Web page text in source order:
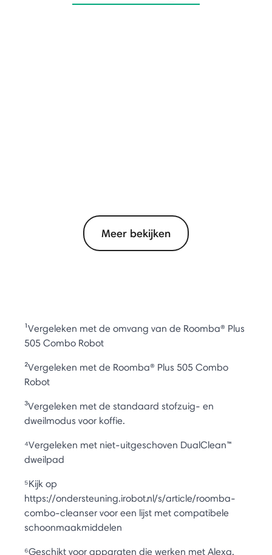
Meer bekijken
¹Vergeleken met de omvang van de Roomba® Plus
505 Combo Robot
²Vergeleken met de Roomba® Plus 505 Combo
Robot
³Vergeleken met de standaard stofzuig- en
dweilmodus voor koffie.
⁴Vergeleken met niet-uitgeschoven DualClean™
dweilpad
⁵Kijk op
https://ondersteuning.irobot.nl/s/article/roomba-
combo-cleanser voor een lijst met compatibele
schoonmaakmiddelen
⁶Geschikt voor apparaten die werken met Alexa,